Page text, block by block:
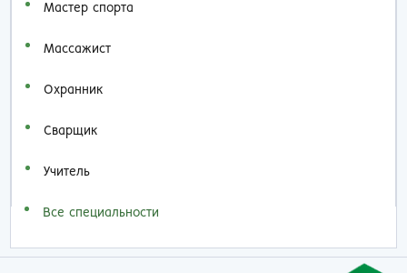
Мастер спорта
Массажист
Охранник
Сварщик
Учитель
Все специальности